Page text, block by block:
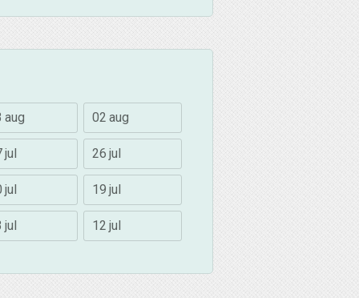
aug 02 aug
jul 26 jul
jul 19 jul
jul 12 jul